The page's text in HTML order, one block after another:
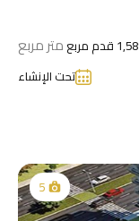
متر مربع
تحت الإنشاء
5